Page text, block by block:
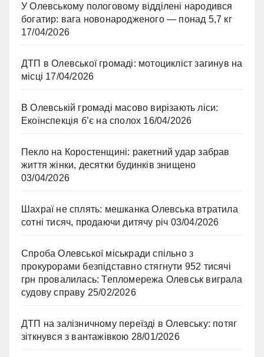
У Олевському пологовому відділені народився
богатир: вага новонародженого — понад 5,7 кг
17/04/2026
ДТП в Олевської громаді: мотоцикліст загинув на
місці 17/04/2026
В Олевській громаді масово вирізають ліси:
Екоінспекція б’є на сполох 16/04/2026
Пекло на Коростенщині: ракетний удар забрав
життя жінки, десятки будинків знищено
03/04/2026
Шахраї не сплять: мешканка Олевська втратила
сотні тисяч, продаючи дитячу річ 03/04/2026
Спроба Олевської міськради спільно з
прокурорами безпідставно стягнути 952 тисячі
грн провалилась: Тепломережа Олевськ виграла
судову справу 25/02/2026
ДТП на залізничному переїзді в Олевську: потяг
зіткнувся з вантажівкою 28/01/2026